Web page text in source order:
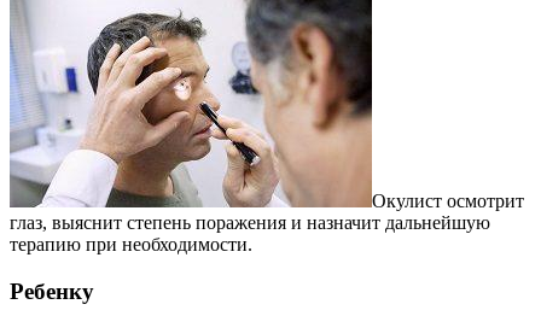
Окулист осмотрит
глаз, выяснит степень поражения и назначит дальнейшую
терапию при необходимости.
Ребенку